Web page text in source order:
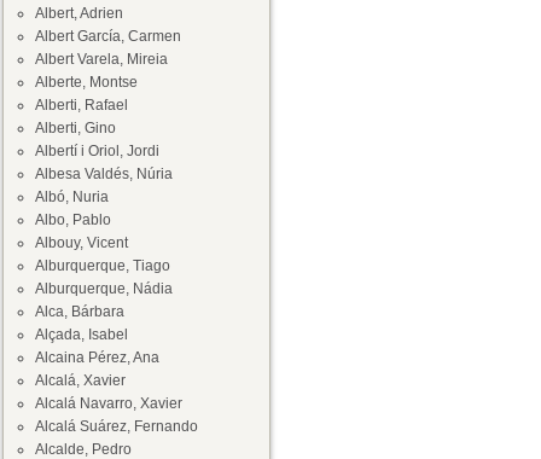
Albert, Adrien
Albert García, Carmen
Albert Varela, Mireia
Alberte, Montse
Alberti, Rafael
Alberti, Gino
Albertí i Oriol, Jordi
Albesa Valdés, Núria
Albó, Nuria
Albo, Pablo
Albouy, Vicent
Alburquerque, Tiago
Alburquerque, Nádia
Alca, Bárbara
Alçada, Isabel
Alcaina Pérez, Ana
Alcalá, Xavier
Alcalá Navarro, Xavier
Alcalá Suárez, Fernando
Alcalde, Pedro